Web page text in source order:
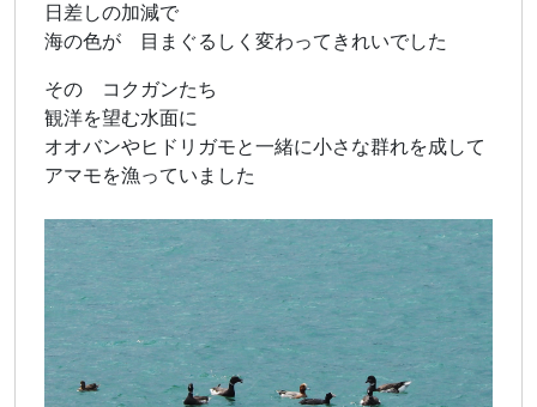
日差しの加減で
海の色が 目まぐるしく変わってきれいでした
その コクガンたち
観洋を望む水面に
オオバンやヒドリガモと一緒に小さな群れを成して
アマモを漁っていました